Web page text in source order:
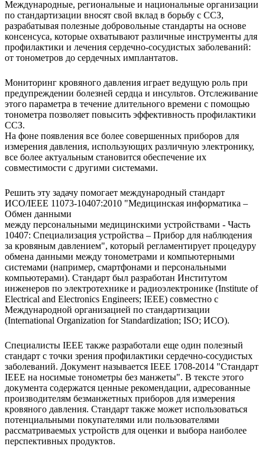
Международные, региональные и национальные организации
по стандартизации вносят свой вклад в борьбу с ССЗ,
разрабатывая полезные добровольные стандарты на основе
консенсуса, которые охватывают различные инструменты для
профилактики и лечения сердечно-сосудистых заболеваний:
от тонометров до сердечных имплантатов.
Мониторинг кровяного давления играет ведущую роль при
предупреждении болезней сердца и инсультов. Отслеживание
этого параметра в течение длительного времени с помощью
тонометра позволяет повысить эффективность профилактики
ССЗ.
На фоне появления все более совершенных приборов для
измерения давления, использующих различную электронику,
все более актуальным становится обеспечение их
совместимости с другими системами.
Решить эту задачу помогает международный стандарт
ИСО/IEEE 11073-10407:2010 "Медицинская информатика –
Обмен данными
между персональными медицинскими устройствами - Часть
10407: Специализация устройства – Прибор для наблюдения
за кровяным давлением", который регламентирует процедуру
обмена данными между тонометрами и компьютерными
системами (например, смартфонами и персональными
компьютерами). Стандарт был разработан Институтом
инженеров по электротехнике и радиоэлектронике (Institute of
Electrical and Electronics Engineers; IEEE) совместно с
Международной организацией по стандартизации
(International Organization for Standardization; ISO; ИСО).
Специалисты IEEE также разработали еще один полезный
стандарт с точки зрения профилактики сердечно-сосудистых
заболеваний. Документ называется IEEE 1708-2014 "Стандарт
IEEE на носимые тонометры без манжеты". В тексте этого
документа содержатся ценные рекомендации, адресованные
производителям безманжетных приборов для измерения
кровяного давления. Стандарт также может использоваться
потенциальными покупателями или пользователями
рассматриваемых устройств для оценки и выбора наиболее
перспективных продуктов.